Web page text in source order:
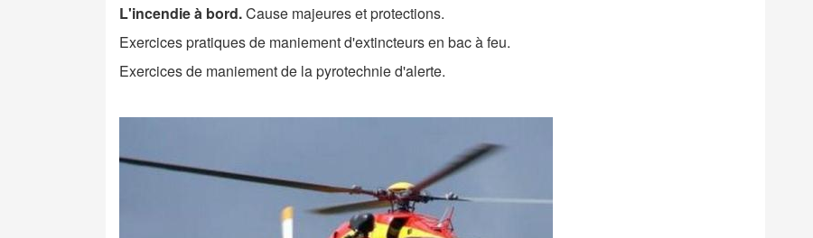
L'incendie à bord.Cause majeures et protections.
Exercices pratiques de maniement d'extincteurs en bac à feu.
Exercices de maniement de la pyrotechnie d'alerte.